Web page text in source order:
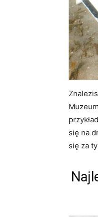
się na
się za